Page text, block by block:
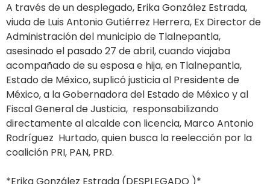
A través de un desplegado, Erika González Estrada,
viuda de Luis Antonio Gutiérrez Herrera, Ex Director de
Administración del municipio de Tlalnepantla,
asesinado el pasado 27 de abril, cuando viajaba
acompañado de su esposa e hija, en Tlalnepantla,
Estado de México, suplicó justicia al Presidente de
México, a la Gobernadora del Estado de México y al
Fiscal General de Justicia, responsabilizando
directamente al alcalde con licencia, Marco Antonio
Rodríguez Hurtado, quien busca la reelección por la
coalición PRI, PAN, PRD.